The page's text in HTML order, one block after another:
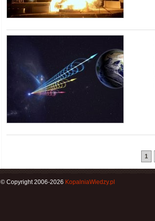
1
© Copyright 2006-2026 KopalniaWiedzy.pl